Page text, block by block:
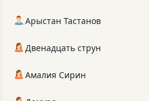
Арыстан Тастанов
Двенадцать струн
Амалия Сирин